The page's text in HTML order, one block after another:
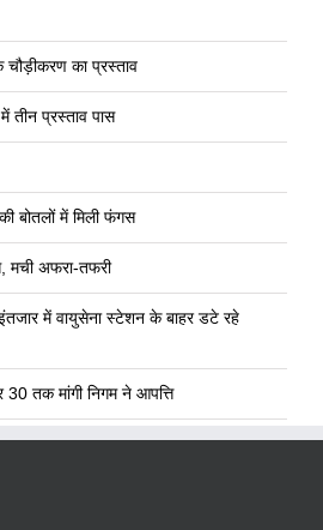
चौड़ीकरण का प्रस्ताव
तीन प्रस्ताव पास
बोतलों में मिली फंगस
अफरा-तफरी
में वायुसेना स्टेशन के बाहर डटे रहे
तक मांगी निगम ने आपत्ति